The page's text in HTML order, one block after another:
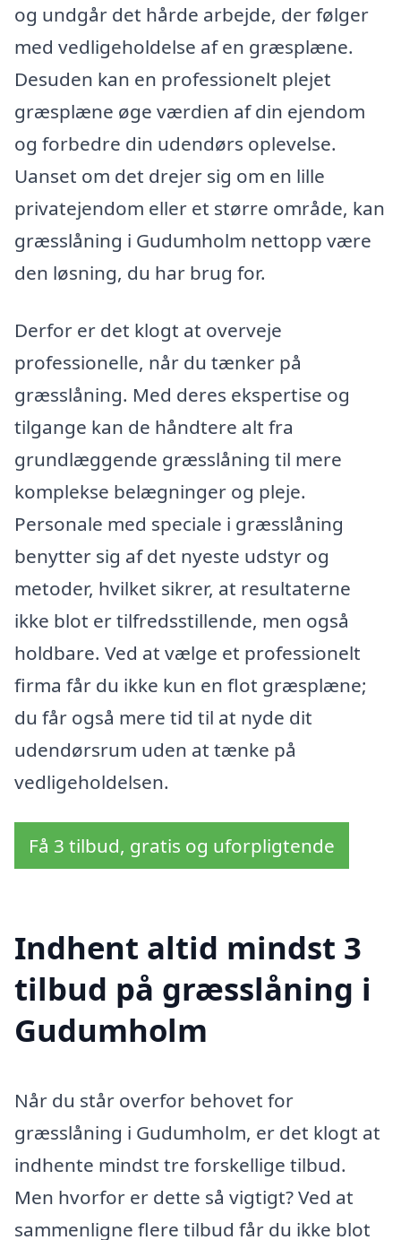
og undgår det hårde arbejde, der følger
med vedligeholdelse af en græsplæne.
Desuden kan en professionelt plejet
græsplæne øge værdien af din ejendom
og forbedre din udendørs oplevelse.
Uanset om det drejer sig om en lille
privatejendom eller et større område, kan
græsslåning i Gudumholm nettopp være
den løsning, du har brug for.
Derfor er det klogt at overveje
professionelle, når du tænker på
græsslåning. Med deres ekspertise og
tilgange kan de håndtere alt fra
grundlæggende græsslåning til mere
komplekse belægninger og pleje.
Personale med speciale i græsslåning
benytter sig af det nyeste udstyr og
metoder, hvilket sikrer, at resultaterne
ikke blot er tilfredsstillende, men også
holdbare. Ved at vælge et professionelt
firma får du ikke kun en flot græsplæne;
du får også mere tid til at nyde dit
udendørsrum uden at tænke på
vedligeholdelsen.
Få 3 tilbud, gratis og uforpligtende
Indhent altid mindst 3
tilbud på græsslåning i
Gudumholm
Når du står overfor behovet for
græsslåning i Gudumholm, er det klogt at
indhente mindst tre forskellige tilbud.
Men hvorfor er dette så vigtigt? Ved at
sammenligne flere tilbud får du ikke blot